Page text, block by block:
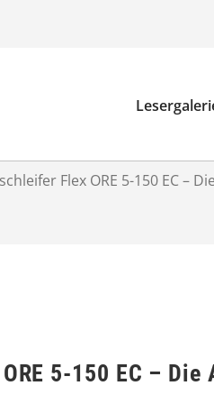
Flex ORE 5-150 EC –
5-150 EC –